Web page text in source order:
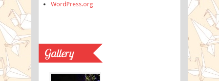
WordPress.org
Gallery